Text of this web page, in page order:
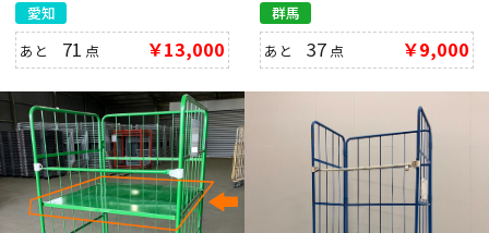
愛知
あと 71 点 ￥13,000
群馬
あと37 点 ￥9,000